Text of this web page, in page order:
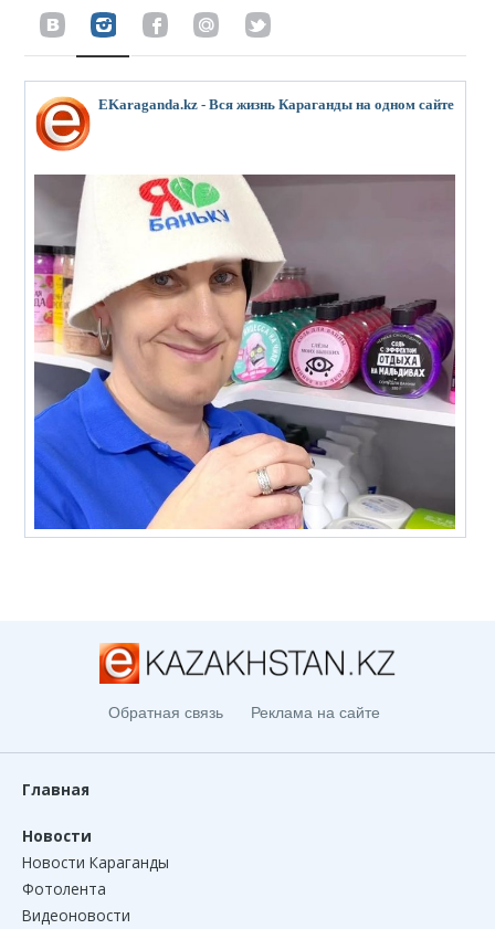
EKaraganda.kz - Вся жизнь Караганды на одном сайте
Обратная связь Реклама на сайте
Главная
Новости
Новости Караганды
Фотолента
Видеоновости